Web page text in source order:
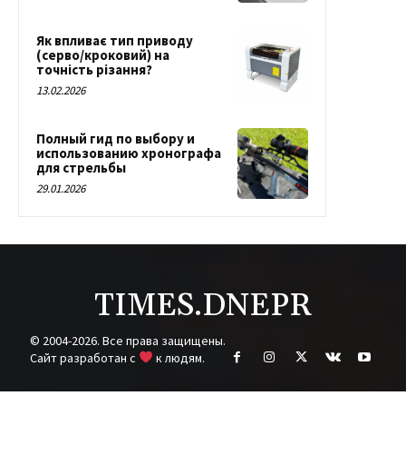
Як впливає тип приводу
(серво/кроковий) на
точність різання?
13.02.2026
Полный гид по выбору и
использованию хронографа
для стрельбы
29.01.2026
TIMES.DNEPR
© 2004-2026. Все права защищены.
Cайт разработан с
к людям.